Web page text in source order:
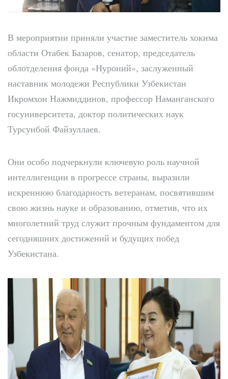
В мероприятии приняли участие заместитель хокима
области Отабек Базаров, сенатор, председатель
облотделения фонда «Нуроний», заслуженный
наставник молодежи Республики Узбекистан
Икромхон Нажмиддинов, профессор Наманганского
госуниверситета, доктор политических наук
Турсунбой Файзуллаев.
Они особо подчеркнули ключевую роль научной
интеллигенции в прогрессе страны, выразили
искреннюю благодарность ветеранам, посвятившим
свою жизнь науке и образованию, отметив, что их
многолетний труд служит прочным фундаментом для
сегодняшних достижений и будущих побед
Узбекистана.